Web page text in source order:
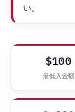
い。
$100
最低入金額